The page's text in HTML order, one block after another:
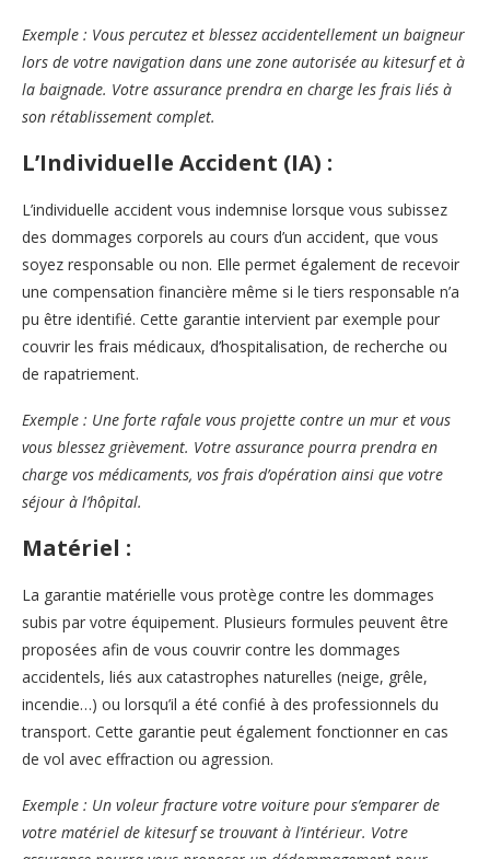
Exemple : Vous percutez et blessez accidentellement un baigneur
lors de votre navigation dans une zone autorisée au kitesurf et à
la baignade. Votre assurance prendra en charge les frais liés à
son rétablissement complet.
L’Individuelle Accident (IA) :
L’individuelle accident vous indemnise lorsque vous subissez
des dommages corporels au cours d’un accident, que vous
soyez responsable ou non. Elle permet également de recevoir
une compensation financière même si le tiers responsable n’a
pu être identifié. Cette garantie intervient par exemple pour
couvrir les frais médicaux, d’hospitalisation, de recherche ou
de rapatriement.
Exemple : Une forte rafale vous projette contre un mur et vous
vous blessez grièvement. Votre assurance pourra prendra en
charge vos médicaments, vos frais d’opération ainsi que votre
séjour à l’hôpital.
Matériel :
La garantie matérielle vous protège contre les dommages
subis par votre équipement. Plusieurs formules peuvent être
proposées afin de vous couvrir contre les dommages
accidentels, liés aux catastrophes naturelles (neige, grêle,
incendie…) ou lorsqu’il a été confié à des professionnels du
transport. Cette garantie peut également fonctionner en cas
de vol avec effraction ou agression.
Exemple : Un voleur fracture votre voiture pour s’emparer de
votre matériel de kitesurf se trouvant à l’intérieur. Votre